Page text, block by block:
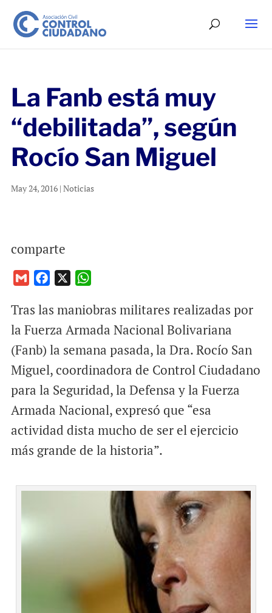
La Fanb está muy
“debilitada”, según
Rocío San Miguel
May 24, 2016| Noticias
comparte
a
i
c
e
o
o
k
a
t
A
p
p
Tras las maniobras militares realizadas por
la Fuerza Armada Nacional Bolivariana
(Fanb) la semana pasada, la Dra. Rocío San
Miguel, coordinadora de Control Ciudadano
para la Seguridad, la Defensa y la Fuerza
Armada Nacional, expresó que “esa
actividad dista mucho de ser el ejercicio
más grande de la historia”.